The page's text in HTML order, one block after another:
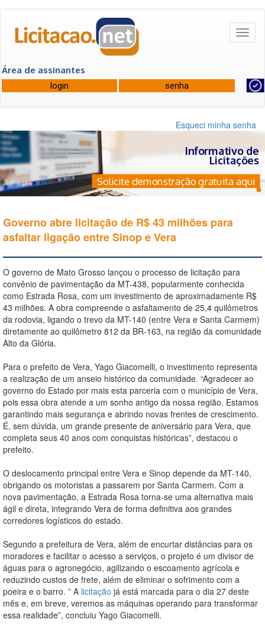
Área de assinantes
Esqueci minha senha
Informativo de
Licitações
Solicite demonstração gratuita aqui
Governo abre licitação de R$ 43 milhões para
asfaltar ligação entre Sinop e Vera
O governo de Mato Grosso lançou o processo de licitação para
convênio de pavimentação da MT-438, popularmente conhecida
como Estrada Rosa, com um investimento de aproximadamente R$
43 milhões. A obra compreende o asfaltamento de 25,4 quilômetros
da rodovia, ligando o trevo da MT-140 (entre Vera e Santa Carmem)
diretamente ao quilômetro 812 da BR-163, na região da comunidade
Alto da Glória.
Para o prefeito de Vera, Yago Giacomelli, o investimento representa
a realização de um anseio histórico da comunidade. “Agradecer ao
governo do Estado por mais esta parceria com o município de Vera,
pois essa obra atende a um sonho antigo da nossa região. Estamos
garantindo mais segurança e abrindo novas frentes de crescimento.
É, sem dúvida, um grande presente de aniversário para Vera, que
completa seus 40 anos com conquistas históricas”, destacou o
prefeito.
O deslocamento principal entre Vera e Sinop depende da MT-140,
obrigando os motoristas a passarem por Santa Carmem. Com a
nova pavimentação, a Estrada Rosa torna-se uma alternativa mais
ágil e direta, integrando Vera de forma definitiva aos grandes
corredores logísticos do estado.
Segundo a prefeitura de Vera, além de encurtar distâncias para os
moradores e facilitar o acesso a serviços, o projeto é um divisor de
águas para o agronegócio, agilizando o escoamento agrícola e
reduzindo custos de frete, além de eliminar o sofrimento com a
poeira e o barro. ” A licitação já está marcada para o dia 27 deste
mês e, em breve, veremos as máquinas operando para transformar
essa realidade”, concluiu Yago Giacomelli.